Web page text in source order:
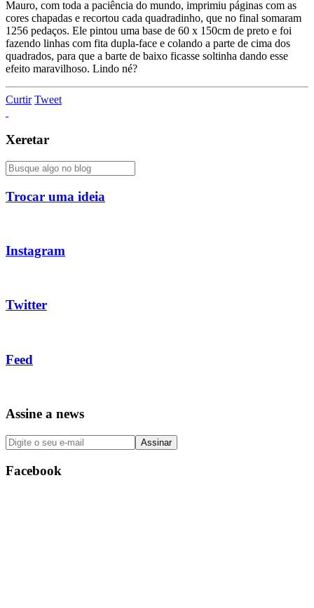
Mauro, com toda a paciência do mundo, imprimiu páginas com as
cores chapadas e recortou cada quadradinho, que no final somaram
1256 pedaços. Ele pintou uma base de 60 x 150cm de preto e foi
fazendo linhas com fita dupla-face e colando a parte de cima dos
quadrados, para que a barte de baixo ficasse soltinha dando esse
efeito maravilhoso. Lindo né?
Curtir Tweet
Xeretar
Trocar uma ideia
Instagram
Twitter
Feed
Assine a news
Facebook